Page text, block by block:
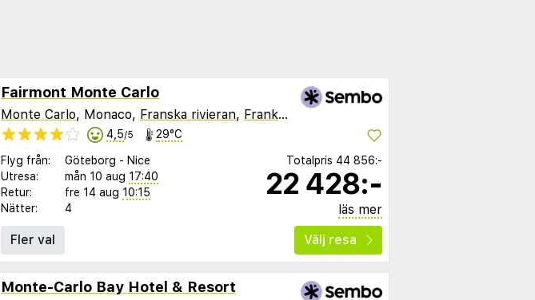
Fairmont Monte Carlo
Monte Carlo, Monaco, Franska rivieran, Frankrike
4,5/5 29°C
Flyg från: Göteborg - Nice
Utresa:
mån 10 aug 17:40
Retur:
fre 14 aug 10:15
Nätter:
4
Totalpris 44 856:-
22 428:-
läs mer
Fler val
Välj resa
Monte-Carlo Bay Hotel & Resort